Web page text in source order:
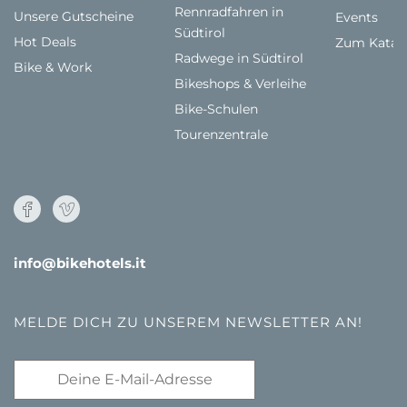
Unsere Gutscheine
Hot Deals
Bike & Work
Rennradfahren in
Südtirol
Radwege in Südtirol
Bikeshops & Verleihe
Bike-Schulen
Tourenzentrale
Events
Zum
info@bikehotels.it
MELDE DICH ZU UNSEREM NEWSLETTER AN!